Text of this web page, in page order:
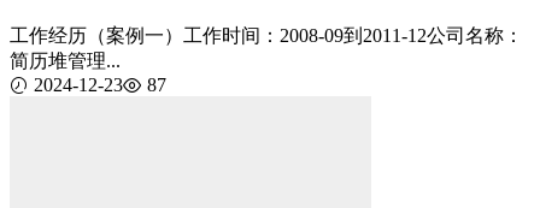
工作经历（案例一）工作时间：2008-09到2011-12公司名称：
简历堆管理...
2024-12-23
87